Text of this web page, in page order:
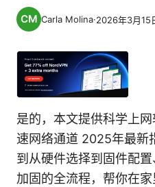
Carla Molina·2026年3月15
是的，本文提供科学上
速网络通道 2025年最新
到从硬件选择到固件配
加固的全流程，帮你在家